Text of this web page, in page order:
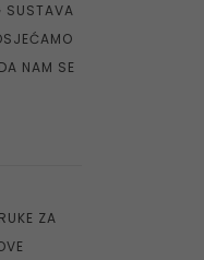
SUSTAVA
NAM SE
ZA